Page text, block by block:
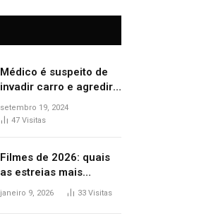
Médico é suspeito de
invadir carro e agredir
delegado aposentado
durante confusão no
setembro 19, 2024
47 Visitas
Filmes de 2026: quais
as estreias mais
aguardadas do ano?
janeiro 9, 2026 33 Visitas